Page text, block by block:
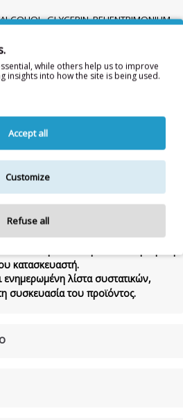
GLYCERIN, BEHENTRIMONIUM
ISOPROPYL ALCOHOL,
CERA, POTATO STARCH
C11-15 ALKETH-12, BUTYROSPERMUM
CHLORIDE,
PG-PROPYL SILANETRIOL,
VANILLIN, PROPYLENE GLYCOL ,
HEXAMETHYLINDANOPYRAN,
PEEL OIL, LIMONENE,
EDTA
κατασκευαστή.
ενημερωμένη λίστα συστατικών,
συσκευασία του προϊόντος.
while others help us to improve
insights into how the site is being used.
Accept all
Customize
Refuse all